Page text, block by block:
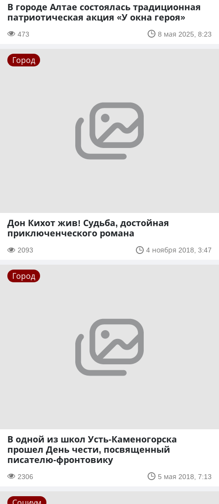
В городе Алтае состоялась традиционная
патриотическая акция «У окна героя»
473 8 мая 2025, 8:23
Город
Дон Кихот жив! Судьба, достойная
приключенческого романа
2093 4 ноября 2018, 3:47
Город
В одной из школ Усть-Каменогорска
прошел День чести, посвященный
писателю-фронтовику
2306 5 мая 2018, 7:13